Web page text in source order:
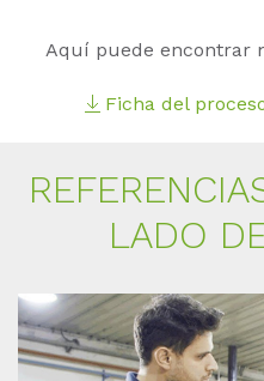
Aquí puede encontrar
Ficha del
LA­DO